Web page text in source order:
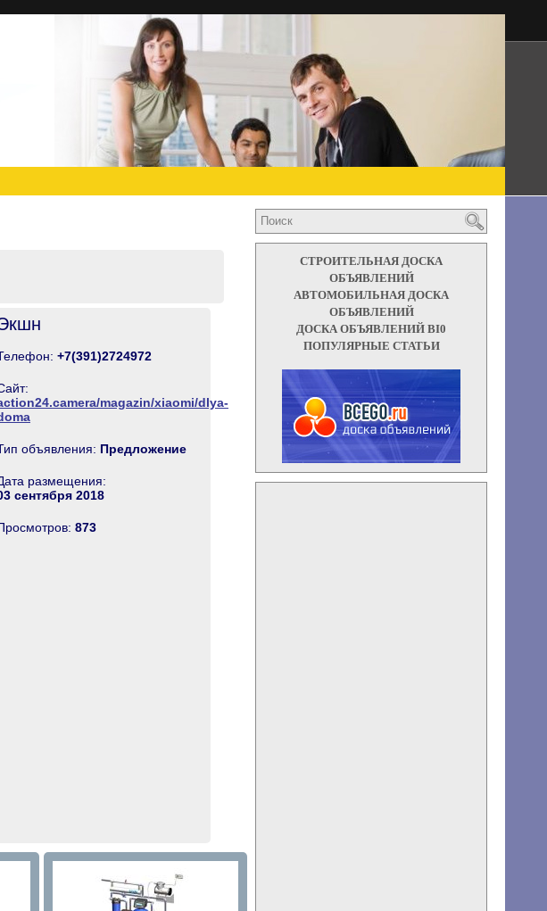
+7(391)2724972
magazin/xiaomi/dlya-
объявления: Предложение
размещения:
сентября 2018
873
СТРОИТЕЛЬНАЯ ДОСКА
ОБЪЯВЛЕНИЙ
АВТОМОБИЛЬНАЯ ДОСКА
ОБЪЯВЛЕНИЙ
ДОСКА ОБЪЯВЛЕНИЙ BI0
ПОПУЛЯРНЫЕ СТАТЬИ